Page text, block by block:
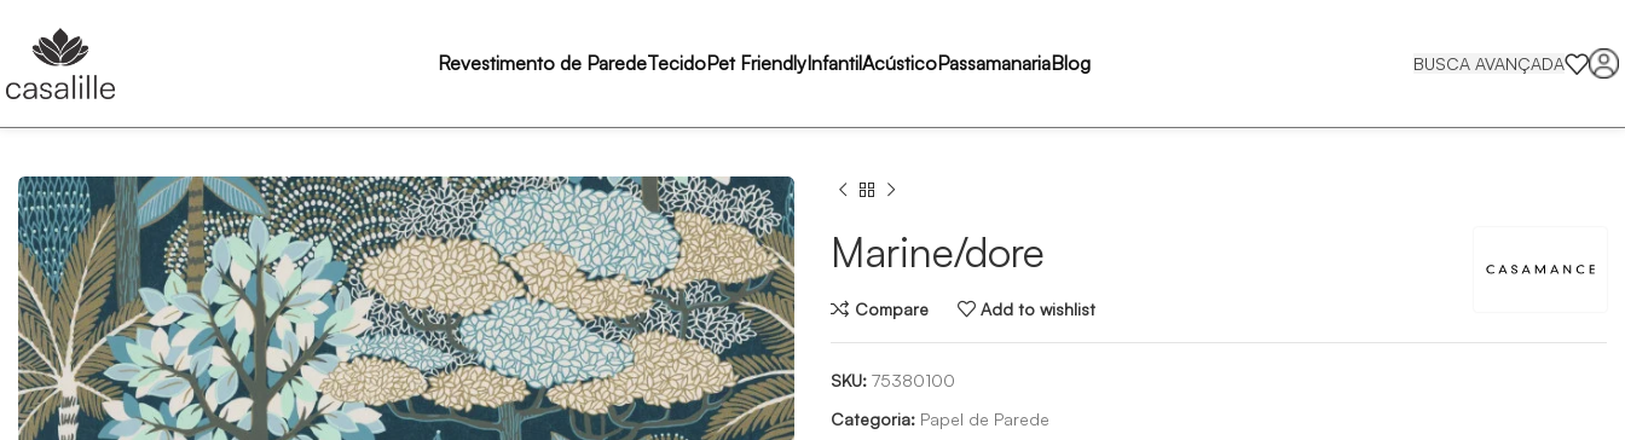
Revestimento de ParedeTecidoPet FriendlyInfantilAcústicoPassamanariaBlog BUSCA AVANÇADA
Marine/dore
Compare Add to wishlist
SKU: 75380100
Categoria: Papel de Parede